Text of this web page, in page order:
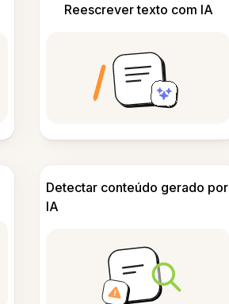
Reescrever texto com IA
Detectar conteúdo gerado por
IA